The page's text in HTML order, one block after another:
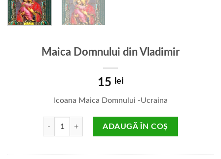
Maica Domnului din Vladimir
15 lei
Icoana Maica Domnului -Ucraina
Cantitate Maica Domnului din Vladimir
ADAUGĂ ÎN COȘ